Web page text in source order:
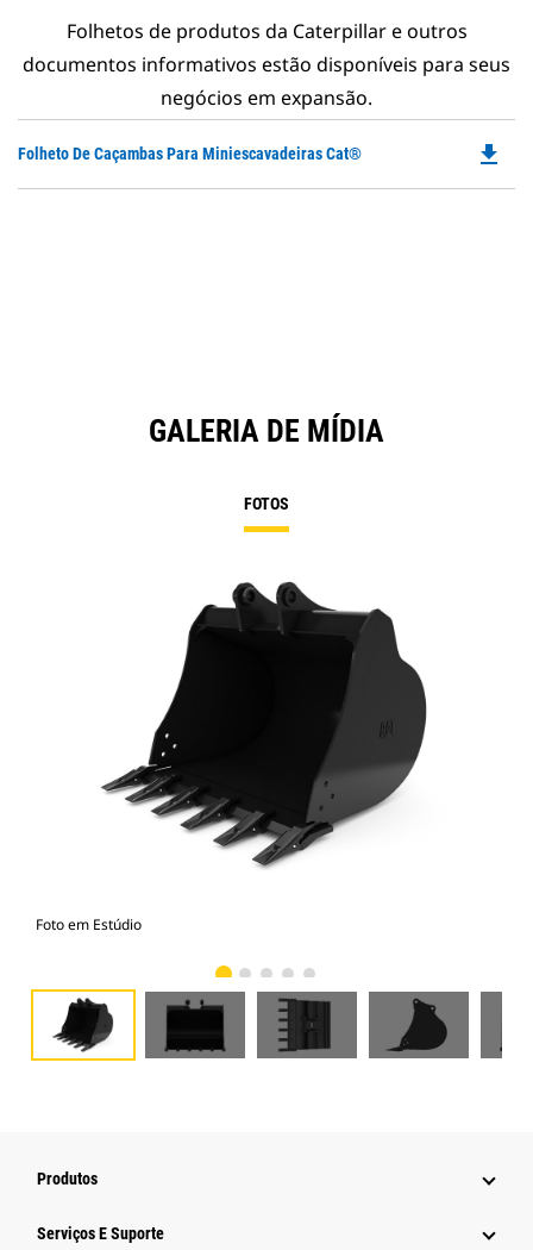
Folhetos de produtos da Caterpillar e outros
documentos informativos estão disponíveis para seus
negócios em expansão.
Folheto De Caçambas Para Miniescavadeiras Cat® file_download
GALERIA DE MÍDIA
FOTOS
Foto em Estúdio
Produtos
Serviços E Suporte